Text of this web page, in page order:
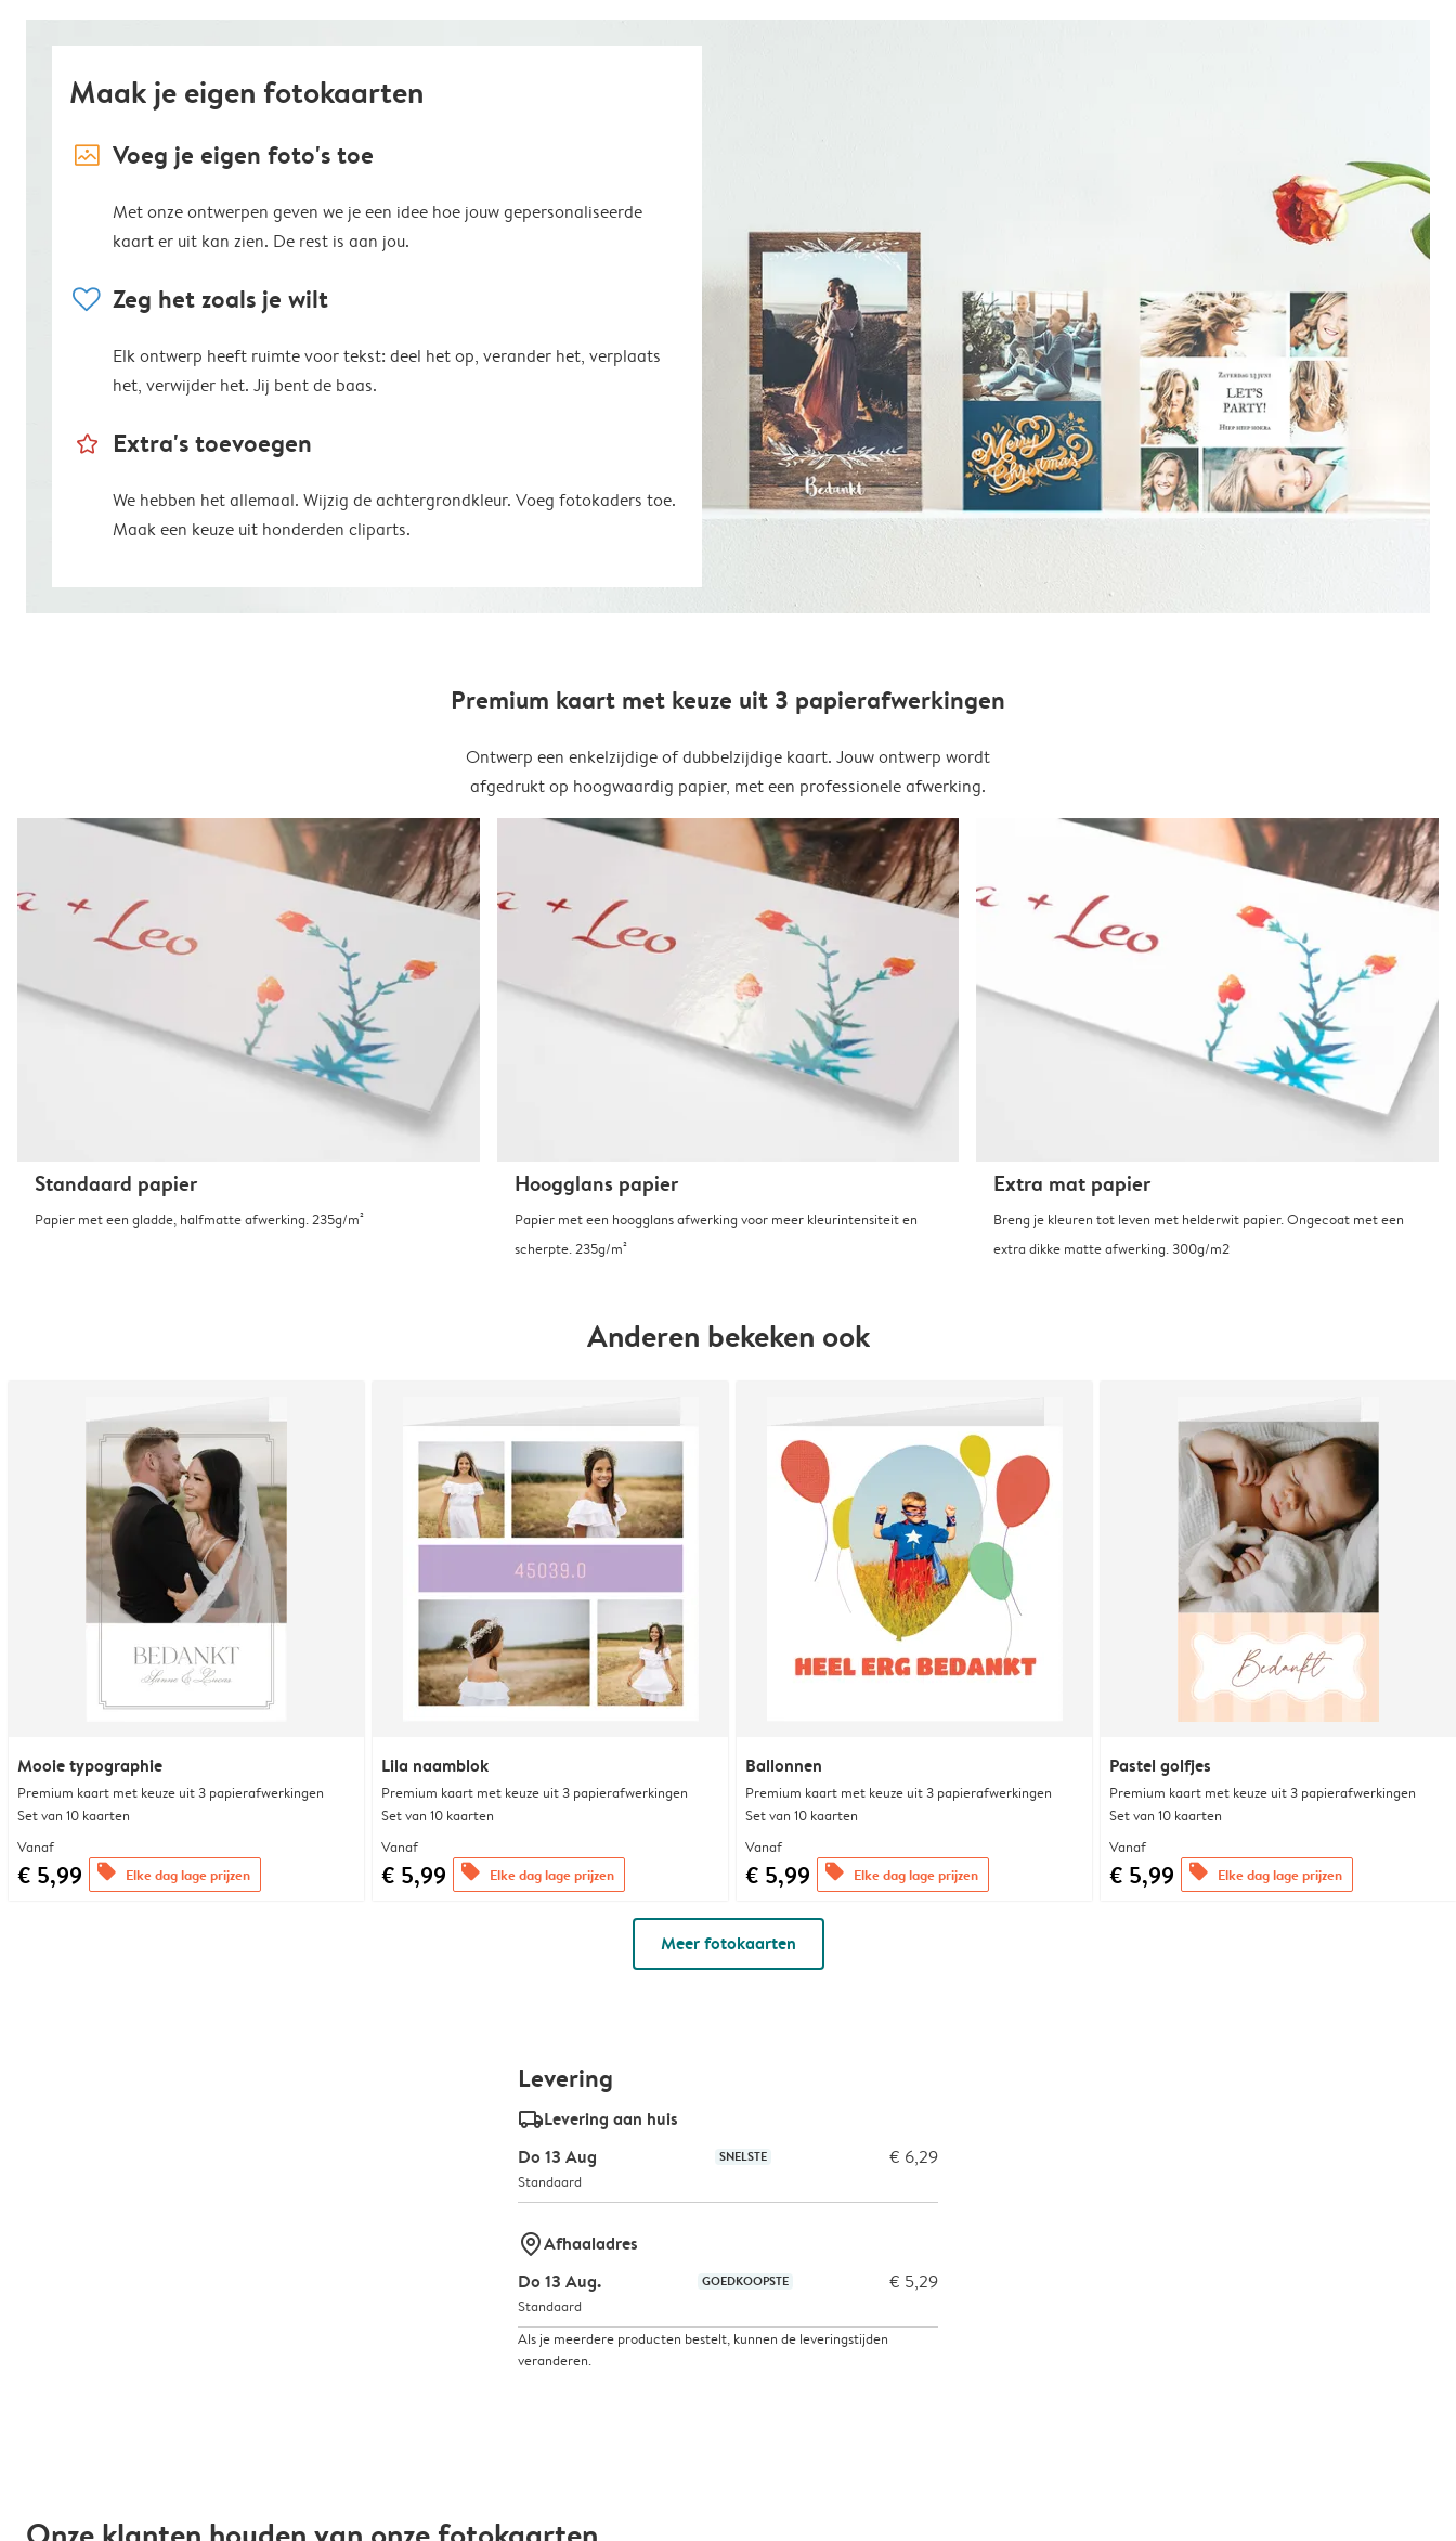
Maak je eigen fotokaarten
image_placeholder Voeg je eigen foto's toe
Met onze ontwerpen geven we je een idee hoe jouw gepersonaliseerde
kaart er uit kan zien. De rest is aan jou.
heart Zeg het zoals je wilt
Elk ontwerp heeft ruimte voor tekst: deel het op, verander het, verplaats
het, verwijder het. Jij bent de baas.
star_outline Extra's toevoegen
We hebben het allemaal. Wijzig de achtergrondkleur. Voeg fotokaders toe.
Maak een keuze uit honderden cliparts.
Premium kaart met keuze uit 3 papierafwerkingen
Ontwerp een enkelzijdige of dubbelzijdige kaart. Jouw ontwerp wordt
afgedrukt op hoogwaardig papier, met een professionele afwerking.
Standaard papier
Papier met een gladde, halfmatte afwerking. 235g/m²
Hoogglans papier
Papier met een hoogglans afwerking voor meer kleurintensiteit en
scherpte. 235g/m²
Extra mat papier
Breng je kleuren tot leven met helderwit papier. Ongecoat met een
extra dikke matte afwerking. 300g/m2
Anderen bekeken ook
Mooie typographie
Premium kaart met keuze uit 3 papierafwerkingen
Set van 10 kaarten
Vanaf
€ 5,99 offers Elke dag lage prijzen
Lila naamblok
Premium kaart met keuze uit 3 papierafwerkingen
Set van 10 kaarten
Vanaf
€ 5,99 offers Elke dag lage prijzen
Ballonnen
Premium kaart met keuze uit 3 papierafwerkingen
Set van 10 kaarten
Vanaf
€ 5,99 offers Elke dag lage prijzen
Pastel golfjes
Premium kaart met keuze uit 3 papierafwerkingen
Set van 10 kaarten
Vanaf
€ 5,99 offers Elke dag lage prijzen
Meer fotokaarten
Levering
delivery_standard_v2Levering aan huis
Do 13 Aug
SNELSTE € 6,29
Standaard
marker-pinAfhaaladres
Do 13 Aug.
GOEDKOOPSTE € 5,29
Standaard
Als je meerdere producten bestelt, kunnen de leveringstijden
veranderen.